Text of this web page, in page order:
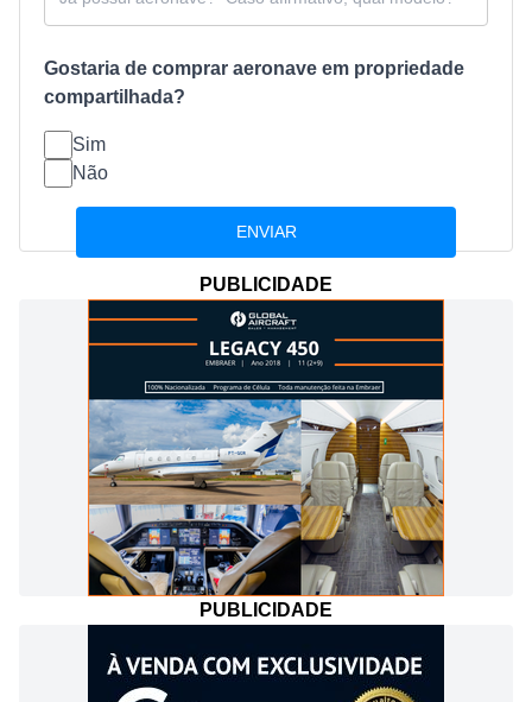
Gostaria de comprar aeronave em propriedade
compartilhada?
Sim
Não
PUBLICIDADE
PUBLICIDADE